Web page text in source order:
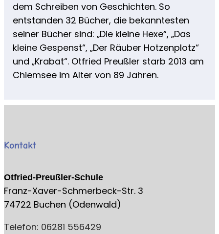
dem Schreiben von Geschichten. So
entstanden 32 Bücher, die bekanntesten
seiner Bücher sind: „Die kleine Hexe“, „Das
kleine Gespenst“, „Der Räuber Hotzenplotz“
und „Krabat“. Otfried Preußler starb 2013 am
Chiemsee im Alter von 89 Jahren.
Kontakt
Otfried-Preußler-Schule
Franz-Xaver-Schmerbeck-Str. 3
74722 Buchen (Odenwald)
Telefon: 06281 556429